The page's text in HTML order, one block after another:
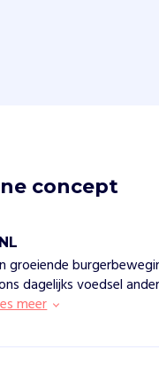
concept
groeiende
dagelijks voedsel
meer